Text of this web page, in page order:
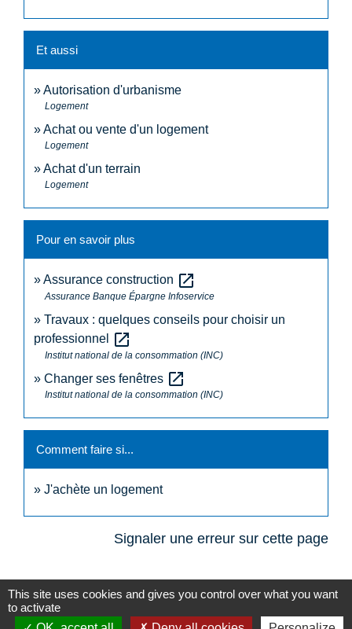
Et aussi
Autorisation d'urbanisme
Logement
Achat ou vente d'un logement
Logement
Achat d'un terrain
Logement
Pour en savoir plus
Assurance construction open_in_new
Assurance Banque Épargne Infoservice
Travaux : quelques conseils pour choisir un
professionnel
open_in_new
Institut national de la consommation (INC)
Changer ses fenêtres open_in_new
Institut national de la consommation (INC)
Comment faire si...
J'achète un logement
Signaler une erreur sur cette page
This site uses cookies and gives you control over what you want
to activate